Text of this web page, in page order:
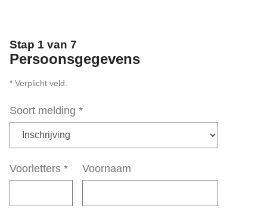
Stap 1 van 7
Persoonsgegevens
* Verplicht veld.
Soort melding *
Voorletters * Voornaam